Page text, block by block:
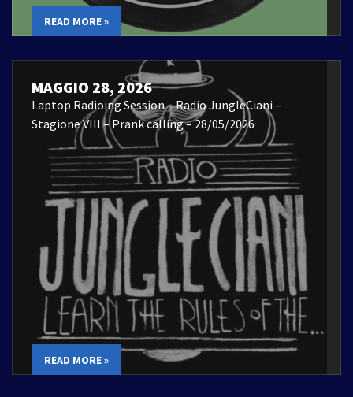
READ MORE »
MAGGIO 28, 2026
Laptop Radioing Session – Radio JungleCiani –
Stagione VIII – Prank calling – 28/05/2026
READ MORE »